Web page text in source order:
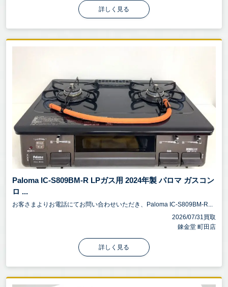
詳しく見る
Paloma IC-S809BM-R LPガス用 2024年製 パロマ ガスコン
ロ ...
お客さまよりお電話にてお問い合わせいただき、Paloma IC-S809BM-R...
2026/07/31買取
錬金堂 町田店
詳しく見る